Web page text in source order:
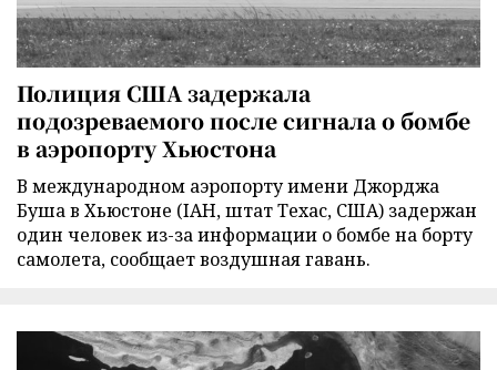
Полиция США задержала
подозреваемого после сигнала о бомбе
в аэропорту Хьюстона
В международном аэропорту имени Джорджа
Буша в Хьюстоне (IAH, штат Техас, США) задержан
один человек из-за информации о бомбе на борту
самолета, сообщает воздушная гавань.